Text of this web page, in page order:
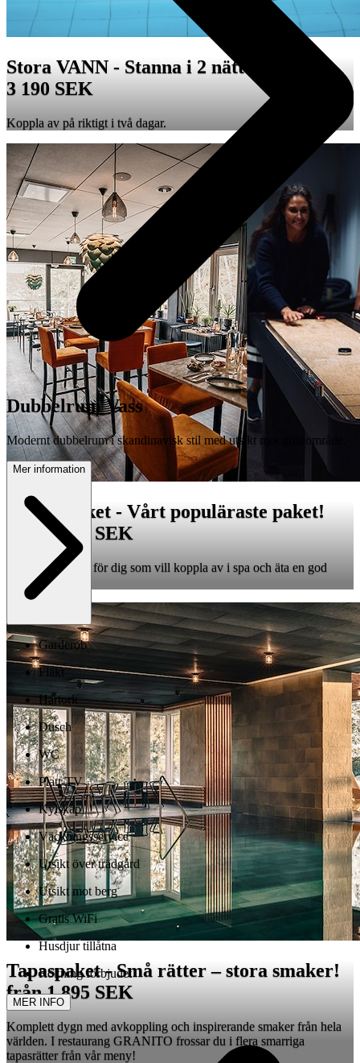
Stora VANN - Stanna i 2 nätter! från
3 190 SEK
Koppla av på riktigt i två dagar.
VANN-paket - Vårt populäraste paket!
från 1 695 SEK
Ett perfekt paket för dig som vill koppla av i spa och äta en god
middag.
Tapaspaket - Små rätter – stora smaker!
från 1 895 SEK
Komplett dygn med avkoppling och inspirerande smaker från hela
världen. I restaurang GRANITO frossar du i flera smarriga
tapasrätter från vår meny!
Dubbelrum Vass
Modernt dubbelrum i skandinavisk stil med utsikt mot grönområde.
Mer information
Garderob
Fläkt
Hårtork
Dusch
WC
Platt-TV
Kylskåp
Väckningsservice
Utsikt över trädgård
Utsikt mot berg
Gratis WiFi
Husdjur tillåtna
Rökning förbjudet
MER INFO